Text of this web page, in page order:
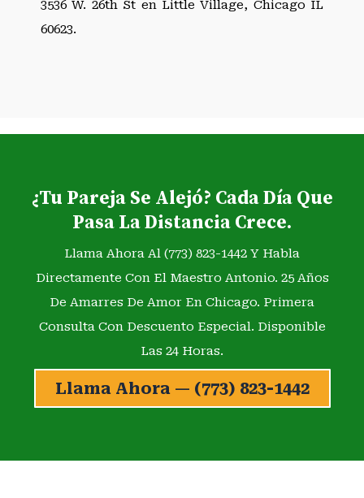
3536 W. 26th St en Little Village, Chicago IL
60623.
¿Tu Pareja Se Alejó? Cada Día Que
Pasa La Distancia Crece.
Llama Ahora Al (773) 823-1442 Y Habla
Directamente Con El Maestro Antonio. 25 Años
De Amarres De Amor En Chicago. Primera
Consulta Con Descuento Especial. Disponible
Las 24 Horas.
Llama Ahora — (773) 823-1442